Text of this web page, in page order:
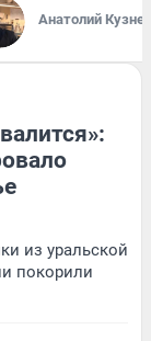
Анатолий
из уральской
покорили